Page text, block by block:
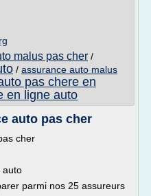
malus pas cher /
/ assurance auto malus
pas chere en
en ligne auto
auto pas cher
cher
auto
parmi nos 25 assureurs